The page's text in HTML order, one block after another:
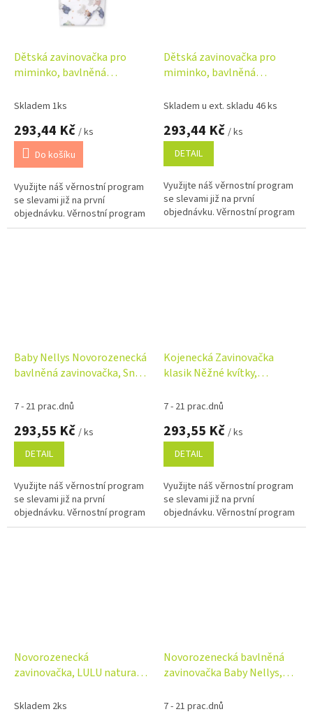
Dětská zavinovačka pro
miminko, bavlněná
Myšky v šedé
Skladem 1ks
293,44 Kč / ks
Do košíku
Využijte náš věrnostní program
se slevami již na první
objednávku. Věrnostní program
Dětská zavinovačka pro
miminko, bavlněná
Pilot béžový
Skladem u ext. skladu 46 ks
293,44 Kč / ks
DETAIL
Využijte náš věrnostní program
se slevami již na první
objednávku. Věrnostní program
Baby Nellys Novorozenecká
bavlněná zavinovačka, Sny
7 - 21 prac.dnů
293,55 Kč / ks
DETAIL
Využijte náš věrnostní program
se slevami již na první
objednávku. Věrnostní program
Kojenecká Zavinovačka
klasik Něžné kvítky,
7 - 21 prac.dnů
293,55 Kč / ks
DETAIL
Využijte náš věrnostní program
se slevami již na první
objednávku. Věrnostní program
Novorozenecká
zavinovačka, LULU natural,
Skladem 2ks
Novorozenecká bavlněná
zavinovačka Baby Nellys,
7 - 21 prac.dnů